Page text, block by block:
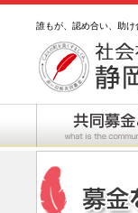
誰もが、認め合い、助